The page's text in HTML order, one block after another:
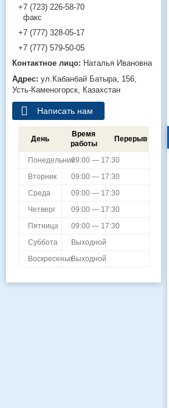
+7 (723) 226-58-70
факс
+7 (777) 328-05-17
+7 (777) 579-50-05
Наталья Ивановна
ул.Кабанбай Батыра, 156,
Усть-Каменогорск, Казахстан
Написать нам
День
Время
работы
Перерыв
Понедельник09:00 — 17:30
Вторник
09:00 — 17:30
Среда
09:00 — 17:30
Четверг
09:00 — 17:30
Пятница
09:00 — 17:30
Суббота
Выходной
ВоскресеньеВыходной